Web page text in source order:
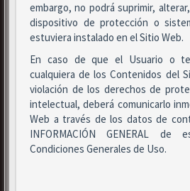
embargo, no podrá suprimir,
dispositivo de protección o
estuviera instalado en el Sitio Web.
En caso de que el Usuario o
cualquiera de los Contenidos del
violación de los derechos de
intelectual, deberá comunicarlo
Web a través de los datos de
INFORMACIÓN GENERAL
Condiciones Generales de Uso.